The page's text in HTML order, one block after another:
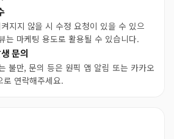
지지 않을 시 수정 요청이 있을 수 있으
는 마케팅 용도로 활용될 수 있습니다.
문의
불만, 문의 등은 원픽 앱 알림 또는 카카오
로 연락해주세요.